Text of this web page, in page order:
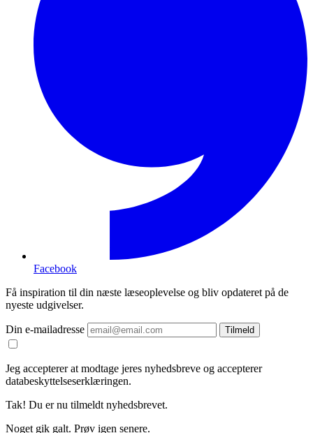
Facebook
Få inspiration til din næste læseoplevelse og bliv opdateret på de
nyeste udgivelser.
Din e-mailadresse Tilmeld
Jeg accepterer at modtage jeres nyhedsbreve og accepterer
databeskyttelseserklæringen.
Tak! Du er nu tilmeldt nyhedsbrevet.
Noget gik galt. Prøv igen senere.